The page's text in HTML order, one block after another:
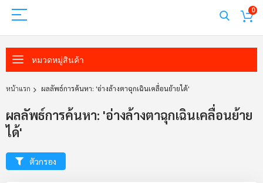
0
หมวดหมู่สินค้า
หน้าแรก ผลลัพธ์การค้นหา: 'อ่างล้างตาฉุกเฉินเคลื่อนย้ายได้'
ผลลัพธ์การค้นหา: 'อ่างล้างตาฉุกเฉินเคลื่อนย้าย
ได้'
ตัวกรอง